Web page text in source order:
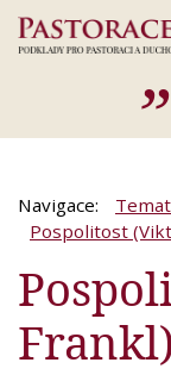
Navigace:
Pospolitost
Frankl)